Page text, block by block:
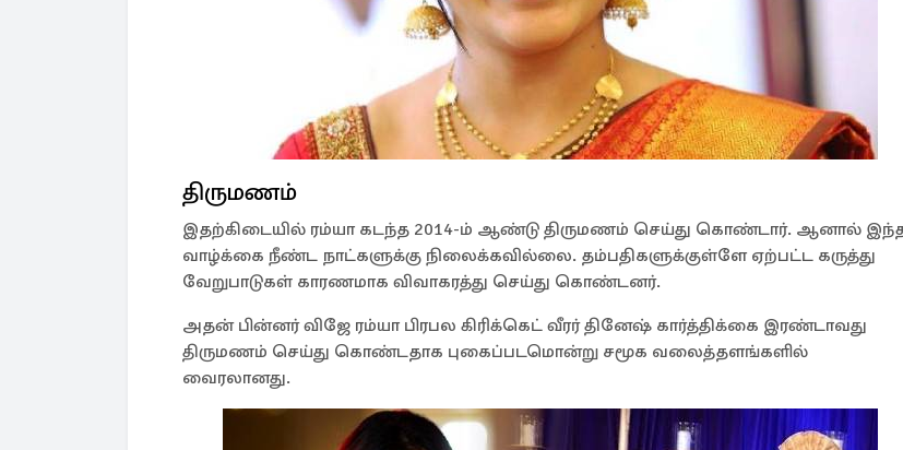
திருமணம்
இதற்கிடையில் ரம்யா கடந்த 2014-ம் ஆண்டு திருமணம் செய்து கொண்டார். ஆனால்
வாழ்க்கை நீண்ட நாட்களுக்கு நிலைக்கவில்லை. தம்பதிகளுக்குள்ளே ஏற்பட்ட கருத்து
வேறுபாடுகள் காரணமாக விவாகரத்து செய்து கொண்டனர்.
அதன் பின்னர் விஜே ரம்யா பிரபல கிரிக்கெட் வீரர் தினேஷ் கார்த்திக்கை இரண்டாவது
திருமணம் செய்து கொண்டதாக புகைப்படமொன்று சமூக வலைத்தளங்களில்
வைரலானது.